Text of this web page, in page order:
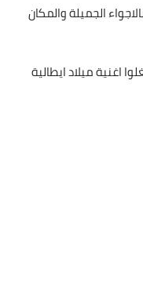
الجميلة والمكان
اغنية ميلاد ايطالية